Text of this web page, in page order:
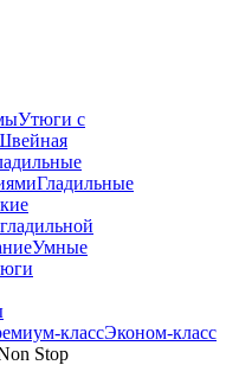
Утюги с
Гладильные
Умные
классЭконом-класс
Stop